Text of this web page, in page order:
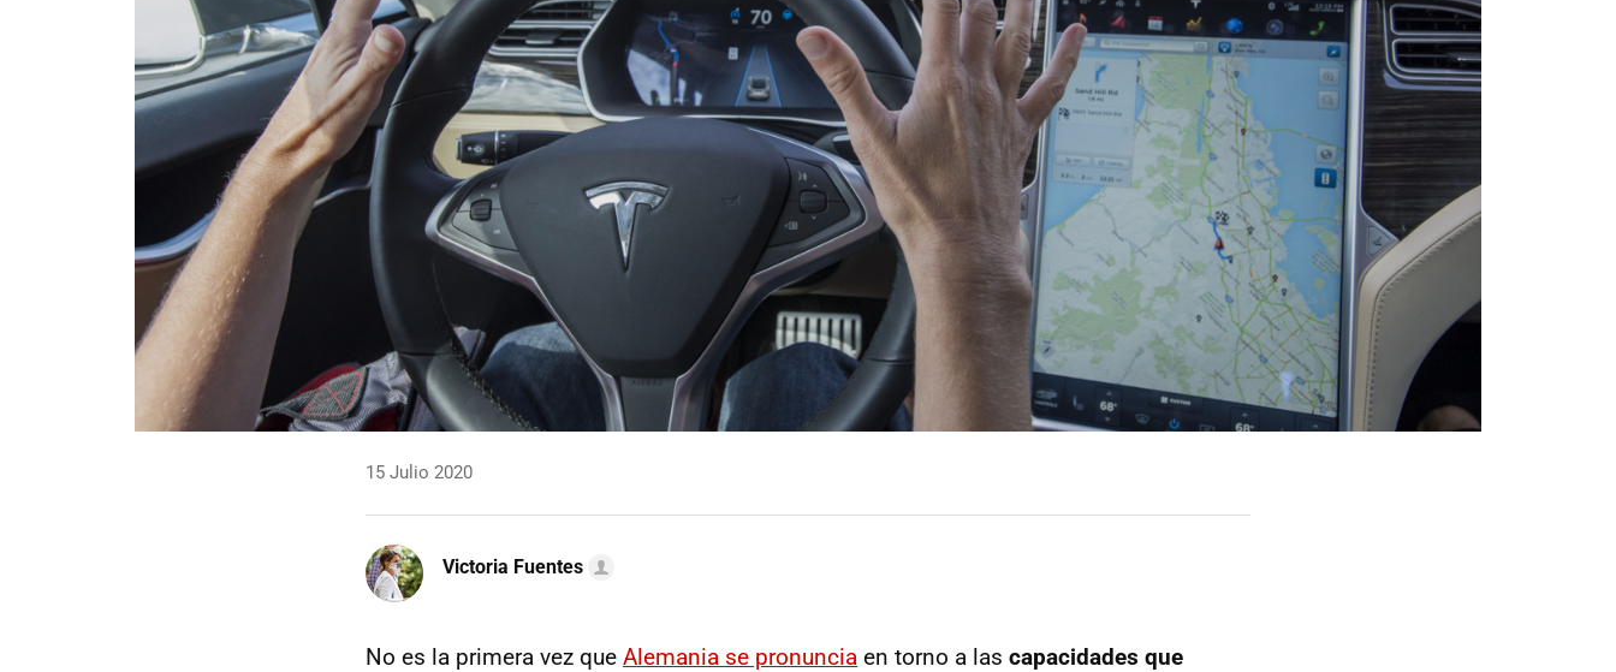
15 Julio 2020
Victoria Fuentes
No es la primera vez que Alemania se pronuncia en torno a las capacidades que